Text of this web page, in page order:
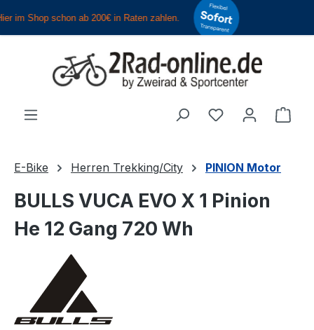
Zum Hauptinhalt springen
Du hast 0
E-Bike Herren Trekking/City PINION Motor
BULLS VUCA EVO X 1 Pinion
He 12 Gang 720 Wh